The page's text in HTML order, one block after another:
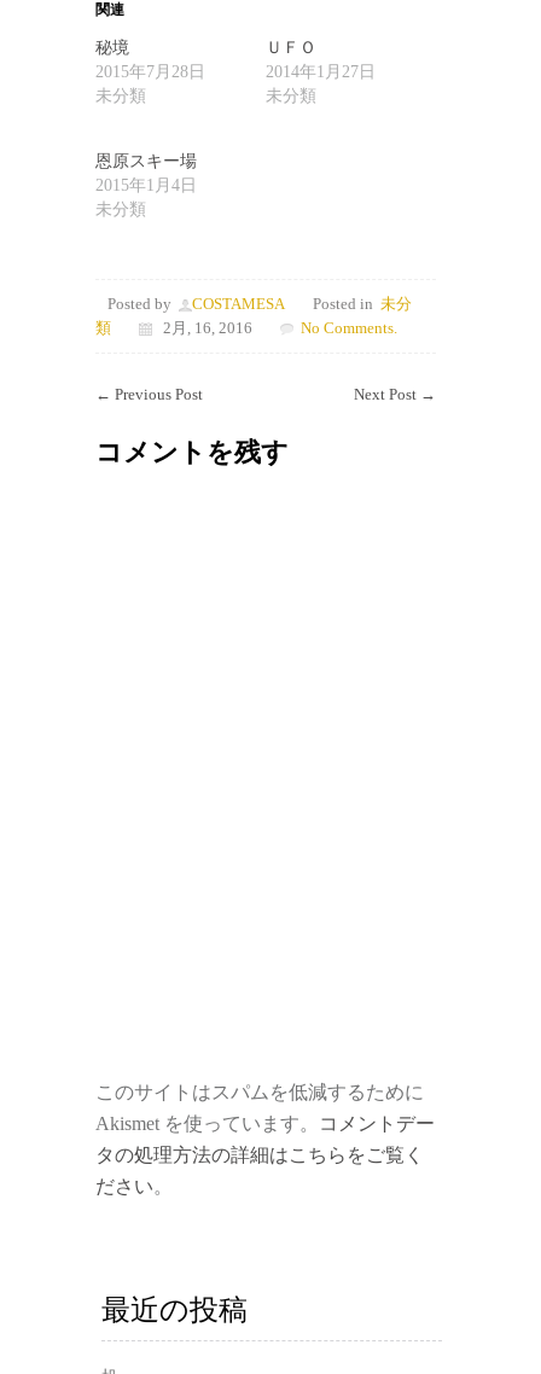
関連
秘境
2015年7月28日
未分類
ＵＦＯ
2014年1月27日
未分類
恩原スキー場
2015年1月4日
未分類
Posted by COSTAMESA Posted in 未分
類
2月, 16, 2016 No Comments.
← Previous Post Next Post →
コメントを残す
このサイトはスパムを低減するために
Akismet を使っています。
コメントデー
タの処理方法の詳細はこちらをご覧く
ださい。
最近の投稿